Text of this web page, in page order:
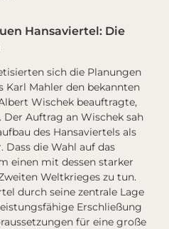
Hansaviertel: Die
sich die Planungen
Karl Mahler den bekannten
Wischek beauftragte,
Der Auftrag an Wischek sah
des Hansaviertels als
die Wahl auf das
einen mit dessen starker
Weltkrieges zu tun.
durch seine zentrale Lage
Erschließung
für eine große